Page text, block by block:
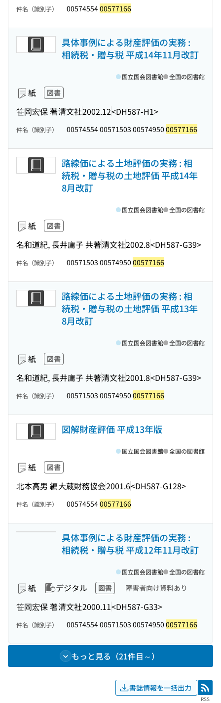
件名（識別子） 0057455400577166
具体事例による財産評価の実務 :
相続税・贈与税 平成14年11月改訂
紙 図書
笹岡宏保 著清文社2002.12<DH587-H1>
国立国会図書館 全国の図書館
件名（識別子） 00574554 00571503 00574950 00577166
路線価による土地評価の実務 : 相
続税・贈与税の土地評価 平成14年
8月改訂
紙 図書
名和道紀, 長井庸子 共著清文社2002.8<DH587-G39>
国立国会図書館 全国の図書館
件名（識別子） 00571503 00574950 00577166
路線価による土地評価の実務 : 相
続税・贈与税の土地評価 平成13年
8月改訂
紙 図書
名和道紀, 長井庸子 共著清文社2001.8<DH587-G39>
国立国会図書館 全国の図書館
件名（識別子） 00571503 00574950 00577166
図解財産評価 平成13年版
紙 図書
北本高男 編大蔵財務協会2001.6<DH587-G128>
国立国会図書館 全国の図書館
件名（識別子） 0057455400577166
具体事例による財産評価の実務 :
相続税・贈与税 平成12年11月改訂
紙 デジタル 図書 障害者向け資料あり
笹岡宏保 著清文社2000.11<DH587-G33>
国立国会図書館 全国の図書館
件名（識別子） 00574554 00571503 00574950 00577166
もっと見る（21件目～）
書誌情報を一括出力 RSS
RSS